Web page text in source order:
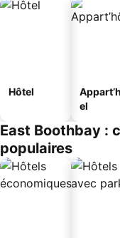
Hôtel
el
East Boothbay :
populaires